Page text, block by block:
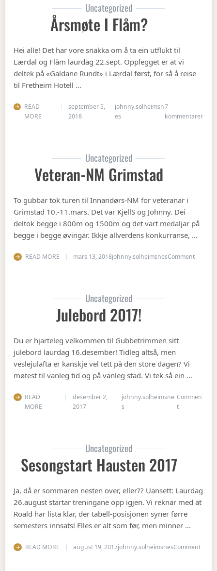
Uncategorized
Årsmøte I Flåm?
Hei alle! Det har vore snakka om å ta ein utflukt til
Lærdal og Flåm laurdag 22.sept. Opplegget er at vi
deltek på «Galdane Rundt» i Lærdal først, for så å reise
til Fretheim Hotell …
READ
MORE
september 5,
2018
johnny.solheimsn
es
7
kommentarertil
Uncategorized
Veteran-NM Grimstad
To gubbar tok turen til Innandørs-NM for veteranar i
Grimstad 10.-11.mars. Det var KjellS og Johnny. Dei
deltok begge i 800m og 1500m og det vart medaljar på
begge i begge øvingar. Ikkje allverdens konkurranse, …
READ MORE mars 13, 2018johnny.solheimsnesCommenton
Uncategorized
Julebord 2017!
Du er hjarteleg velkommen til Gubbetrimmen sitt
julebord laurdag 16.desember! Tidleg altså, men
veslejulafta er kanskje vel tett på den store dagen? Vi
møtest til vanleg tid og på vanleg stad. Vi tek så ein …
READ
MORE
desember 2,
2017
johnny.solheimsne
s
Commen
ton Julebord
Uncategorized
Sesongstart Hausten 2017
Ja, då er sommaren nesten over, eller?? Uansett: Laurdag
26.august startar treningane opp igjen. Vi reknar med at
Roald har lista klar, der tabell-posisjonen syner førre
semesters innsats! Elles er alt som før, men minner …
READ MORE august 19, 2017johnny.solheimsnesCommenton